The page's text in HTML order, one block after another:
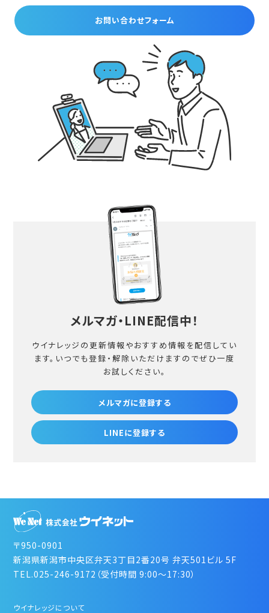
お問い合わせフォーム
メルマガ・LINE配信中！
ウイナレッジの更新情報やおすすめ情報を配信してい
ます。 いつでも登録・解除いただけますのでぜひ一度
お試しください。
メルマガに登録する
LINEに登録する
〒950-0901
新潟県新潟市中央区弁天3丁目2番20号 弁天501ビル 5F
TEL.025-246-9172（受付時間 9:00～17:30）
ウイナレッジについて